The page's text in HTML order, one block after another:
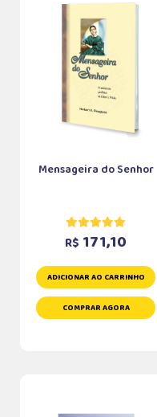
Mensageira do Senhor
R$ 171,10
ADICIONAR AO CARRINHO
COMPRAR AGORA